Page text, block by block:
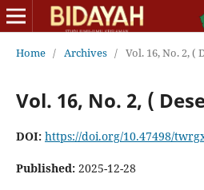
Home / Archives / Vol. 16, No. 2, (
Vol. 16, No. 2, (
DOI: https://doi.org/10.47498/
Published: 2025-12-28